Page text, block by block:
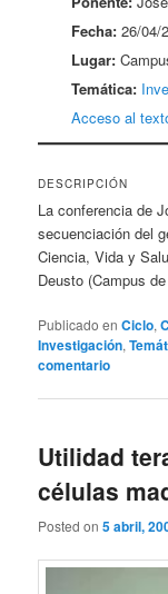
Fecha: 26/04/
Lugar:
Temática:
Acceso al
DESCRIPCIÓN
La conferencia de
secuenciación del
Ciencia, Vida y
Deusto (Campus
Publicado en Ciclo,
Investigación,
comentario
Utilidad
células
Posted on5 abril,